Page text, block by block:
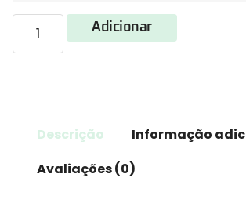
Adicionar
Descrição
Informação
Avaliações (0)